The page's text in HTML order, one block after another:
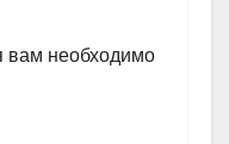
и
вам необходимо